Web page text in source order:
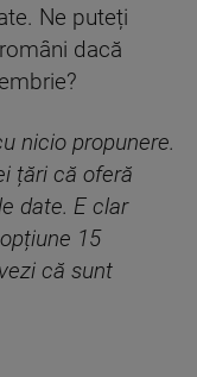
Ne puteți
dacă
nicio propunere.
țări că oferă
date. E clar
15
că sunt